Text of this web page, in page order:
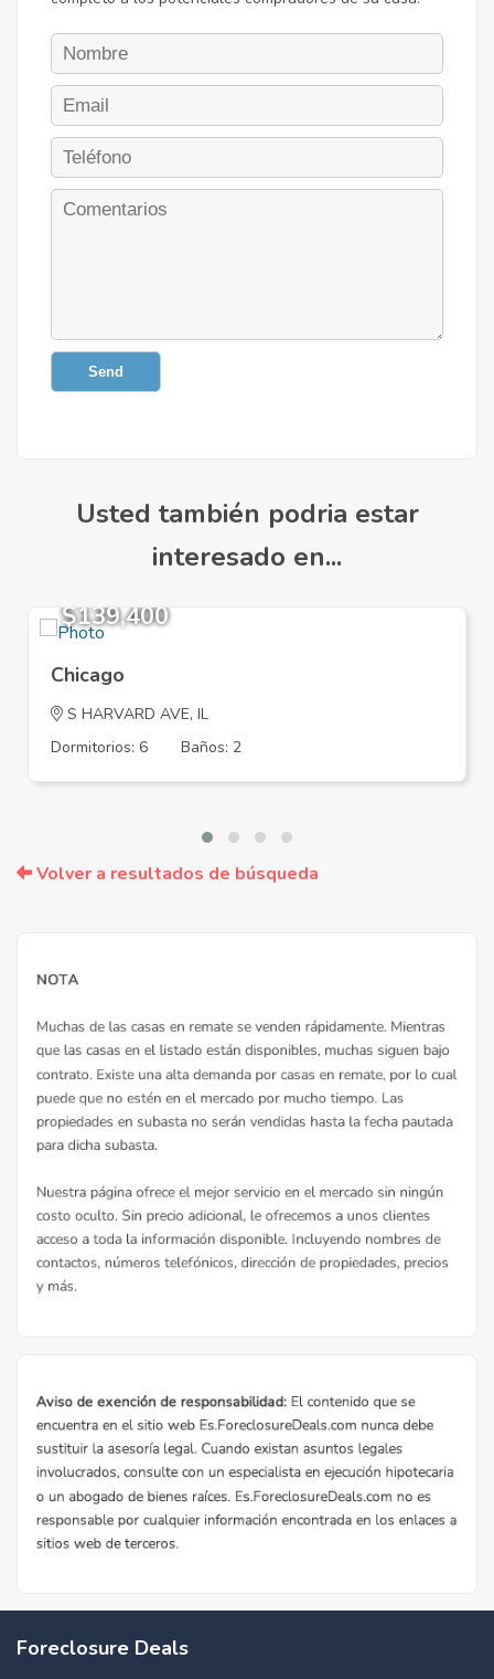
Send
Usted también podria estar
interesado en...
$139,400
Chicago
S HARVARD AVE, IL
Dormitorios: 6
Baños: 2
Volver a resultados de búsqueda
Foreclosure Deals